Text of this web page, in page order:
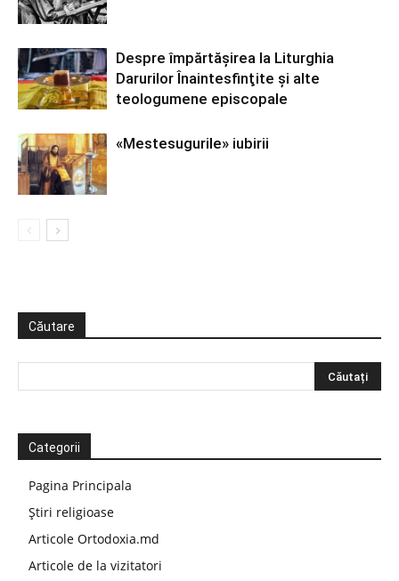
Despre împărtăşirea la Liturghia
Darurilor Înaintesfinţite şi alte
teologumene episcopale
«Mestesugurile» iubirii
Căutare
Categorii
Pagina Principala
Știri religioase
Articole Ortodoxia.md
Articole de la vizitatori